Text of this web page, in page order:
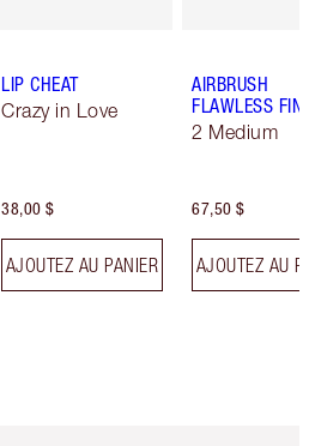
LIP CHEAT
Crazy in Love
38,00 $
AJOUTEZ AU PANIER
AIRBRUSH
FLAWLESS
2 Medium
67,50 $
AJOUTEZ AU